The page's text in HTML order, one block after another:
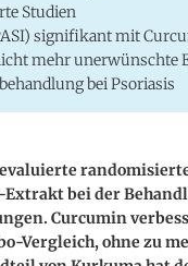
Studien
signifikant mit
mehr unerwünschte
bei Psoriasis
Extrakt bei der
Curcumin
Vergleich, ohne zu